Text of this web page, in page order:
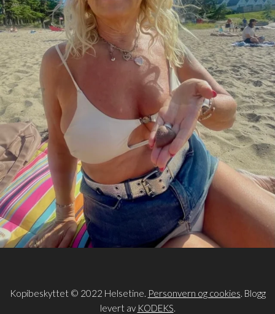
Kopibeskyttet © 2022 Helsetine. Personvern og cookies. Blogg
levert av KODEKS.